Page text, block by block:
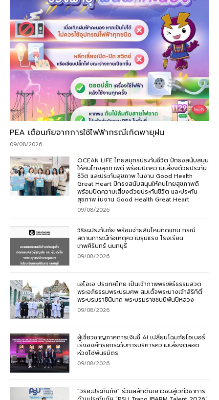
PEA เตือนภัยจากการใช้ไฟฟ้ากรณีเกิดพายุฝน
09/08/2026
OCEAN LIFE ไทยสมุทรประกันชีวิต ปักธงสนับสนุน
ให้คนไทยสุขภาพดี พร้อมปิดความเสี่ยงด้วยประกัน
ชีวิต และประกันสุขภาพ ในงาน Good Health
Great Heart ปักธงสนับสนุนให้คนไทยสุขภาพดี
พร้อมปิดความเสี่ยงด้วยประกันชีวิต และประกัน
สุขภาพ ในงาน Good Health Great Heart
09/08/2026
วิริยะประกันภัย พร้อมจ่ายสินไหมทดแทน กรณี
สถานการณ์ก่อเหตุความรุนแรง โรงเรียน
เทพศิรินทร์ นนทบุรี
09/08/2026
เอไอเอ ประเทศไทย เป็นเจ้าภาพพระพิธีธรรมสวด
พระอภิธรรมพระบรมศพ สมเด็จพระนางเจ้าสิริกิติ์
พระบรมราชินีนาถ พระบรมราชชนนีพันปีหลวง
09/08/2026
ผู้เชี่ยวชาญภาคการเงินชี้ AI เปลี่ยนโฉมภัยไซเบอร์
เร่งองค์กรยกระดับการบริหารความเสี่ยงตลอด
ห่วงโซ่พันธมิตร
09/08/2026
“วิริยะประกันภัย” ร่วมผลักดันเยาวชนสู่เวทีวิชาการ